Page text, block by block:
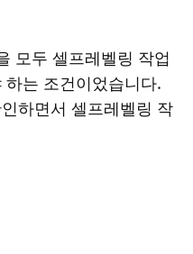
모두 셀프레벨링 작업
는 조건이었습니다.
하면서 셀프레벨링 작